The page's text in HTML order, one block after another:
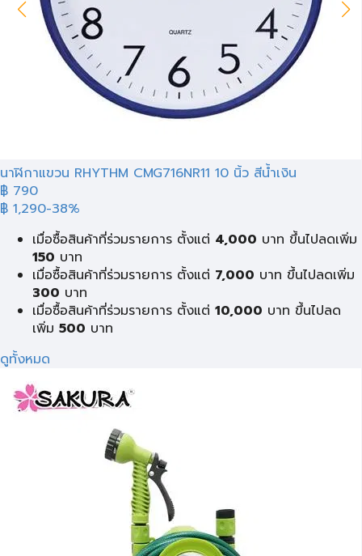
นาฬิกาแขวน RHYTHM CMG716NR11 10 นิ้ว สีน้ำเงิน
฿ 790
฿ 1,290-38%
เมื่อซื้อสินค้าที่ร่วมรายการ ตั้งแต่ 4,000 บาท ขึ้นไปลดเพิ่ม
150 บาท
เมื่อซื้อสินค้าที่ร่วมรายการ ตั้งแต่ 7,000 บาท ขึ้นไปลดเพิ่ม
300 บาท
เมื่อซื้อสินค้าที่ร่วมรายการ ตั้งแต่ 10,000 บาท ขึ้นไปลด
เพิ่ม 500 บาท
ดูทั้งหมด